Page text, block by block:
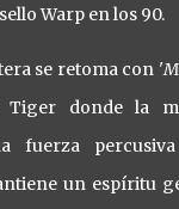
Warp en los 90.
se retoma con '
donde la
fuerza
un espíritu